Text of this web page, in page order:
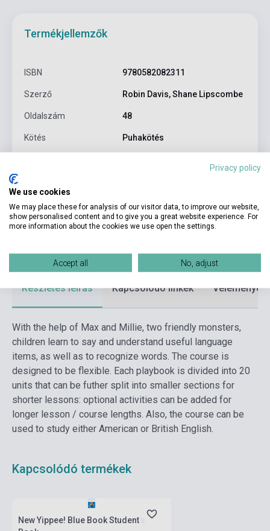
Termékjellemzők
ISBN 9780582082311
Szerző Robin Davis, Shane Lipscombe
Oldalszám 48
Kötés Puhakötés
Formátum Könyv
Nyelv Angol
Részletes leírás Kapcsolódó linkek Vélemények
With the help of Max and Millie, two friendly monsters,
children learn to say and understand useful language
items, as well as to recognize words. The course is
designed to be flexible. Each playbook is divided into 20
units that can be futher split into smaller sections for
shorter lessons: optional activities can be added for
longer lesson / course lengths. Also, the course can be
used to study either American or British English.
Kapcsolódó termékek
New Yippee! Blue Book Student's
Privacy policy
We use cookies
We may place these for analysis of our visitor data, to improve our website,
show personalised content and to give you a great website experience. For
more information about the cookies we use open the settings.
Accept all No, adjust